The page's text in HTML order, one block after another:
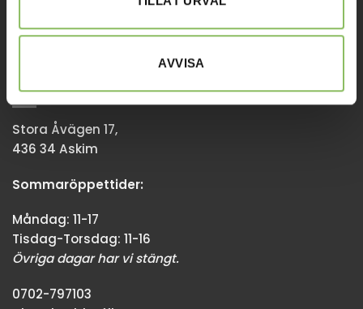
AVVISA
info@baddsofflagret.se
GÖTEBORG
Stora Åvägen 17,
436 34 Askim
Sommaröppettider:
Måndag: 11-17
Tisdag-Torsdag: 11-16
Övriga dagar har vi stängt.
0702-797103